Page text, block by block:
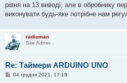
OCR1A = 15624 ;
TCCR1B |= ( 1  << WGM12 ) ;
TCCR1B |= ( 1  << CS10 ) ;
TIMSK1 |= ( 1  << OCIE1A ) ;
sei ( ) ;
}
void loop ( )
{
рівня на 13 виводі; але в обробнику
виконувати будь-яке потрібне нам
radioman
Site Admin
Re: Таймери ARDUINO UNO
П04 грудня 2021, 17:18